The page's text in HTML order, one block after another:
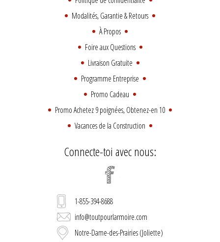
Modalités, Garantie & Retours
À Propos
Foire aux Questions
Livraison Gratuite
Programme Entreprise
Promo Cadeau
Promo Achetez 9 poignées, Obtenez-en 10
Vacances de la Construction
Connecte-toi avec nous:
1-855-394-8688
info@toutpourlarmoire.com
Notre-Dame-des-Prairies (Joliette)